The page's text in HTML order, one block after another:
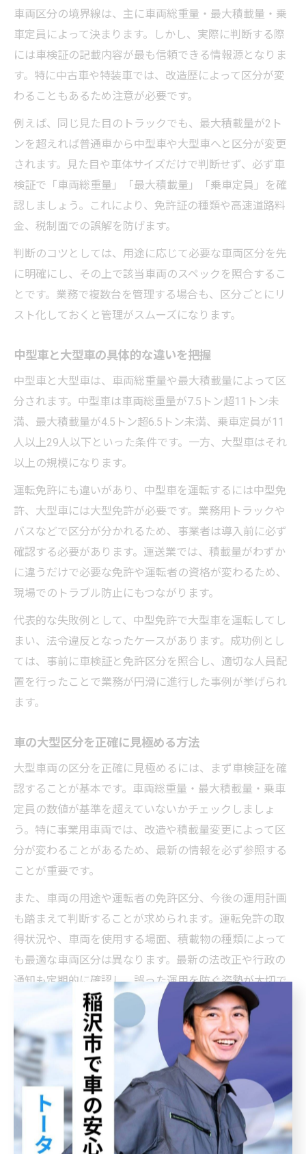
車両区分の境界線は、主に車両総重量・最大積載量・乗
車定員によって決まります。しかし、実際に判断する際
には車検証の記載内容が最も信頼できる情報源となりま
す。特に中古車や特装車では、改造歴によって区分が変
わることもあるため注意が必要です。
例えば、同じ見た目のトラックでも、最大積載量が2ト
ンを超えれば普通車から中型車や大型車へと区分が変更
されます。見た目や車体サイズだけで判断せず、必ず車
検証で「車両総重量」「最大積載量」「乗車定員」を確
認しましょう。これにより、免許証の種類や高速道路料
金、税制面での誤解を防げます。
判断のコツとしては、用途に応じて必要な車両区分を先
に明確にし、その上で該当車両のスペックを照合するこ
とです。業務で複数台を管理する場合も、区分ごとにリ
スト化しておくと管理がスムーズになります。
中型車と大型車の具体的な違いを把握
中型車と大型車は、車両総重量や最大積載量によって区
分されます。中型車は車両総重量が7.5トン超11トン未
満、最大積載量が4.5トン超6.5トン未満、乗車定員が11
人以上29人以下といった条件です。一方、大型車はそれ
以上の規模になります。
運転免許にも違いがあり、中型車を運転するには中型免
許、大型車には大型免許が必要です。業務用トラックや
バスなどで区分が分かれるため、事業者は導入前に必ず
確認する必要があります。運送業では、積載量がわずか
に違うだけで必要な免許や運転者の資格が変わるため、
現場でのトラブル防止にもつながります。
代表的な失敗例として、中型免許で大型車を運転してし
まい、法令違反となったケースがあります。成功例とし
ては、事前に車検証と免許区分を照合し、適切な人員配
置を行ったことで業務が円滑に進行した事例が挙げられ
ます。
車の大型区分を正確に見極める方法
大型車両の区分を正確に見極めるには、まず車検証を確
認することが基本です。車両総重量・最大積載量・乗車
定員の数値が基準を超えていないかチェックしましょ
う。特に事業用車両では、改造や積載量変更によって区
分が変わることがあるため、最新の情報を必ず参照する
ことが重要です。
また、車両の用途や運転者の免許区分、今後の運用計画
も踏まえて判断することが求められます。運転免許の取
得状況や、車両を使用する場面、積載物の種類によって
も最適な車両区分は異なります。最新の法改正や行政の
通知も定期的に確認し、誤った運用を防ぐ姿勢が大切で
初心者の場合は、ディーラーや専門業者に相談するのも
有効です。経験者や事業者は、管理台帳を活用し、全車
両の区分と免許対応状況を定期的に点検することが推奨
されます。
国産車の大型ランキングから見る特徴